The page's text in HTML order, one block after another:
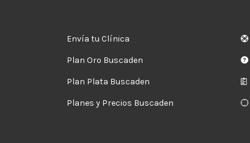
Envía tu Clínica
Plan Oro Buscaden
Plan Plata Buscaden
Planes y Precios Buscaden